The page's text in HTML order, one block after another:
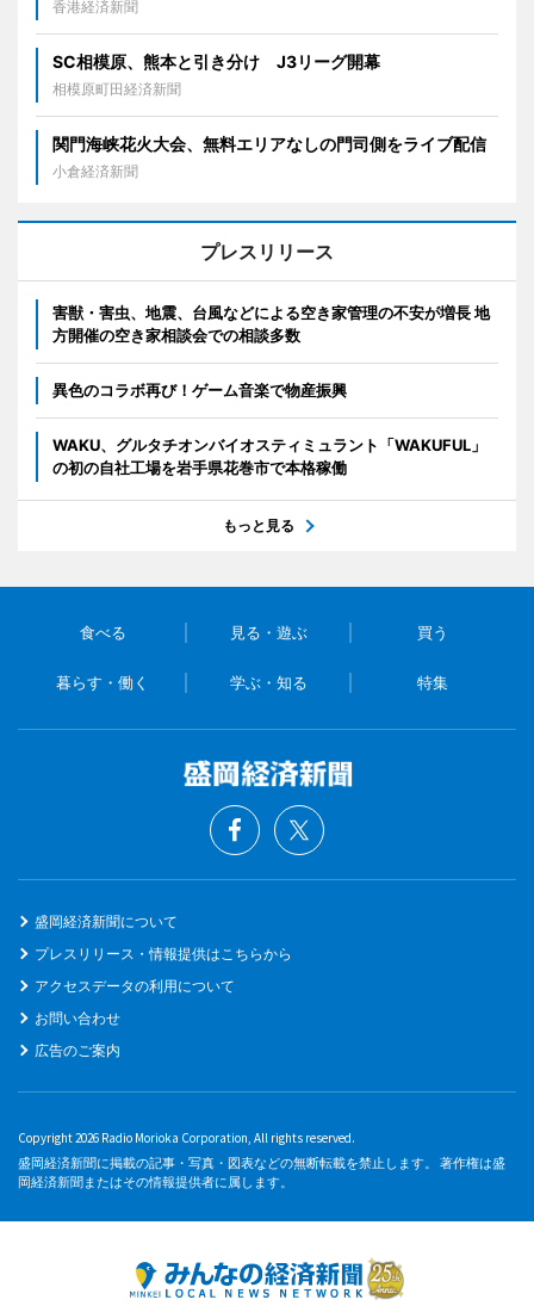
香港経済新聞
SC相模原、熊本と引き分け J3リーグ開幕
相模原町田経済新聞
関門海峡花火大会、無料エリアなしの門司側をライブ配信
小倉経済新聞
プレスリリース
害獣・害虫、地震、台風などによる空き家管理の不安が増長 地
方開催の空き家相談会での相談多数
異色のコラボ再び！ゲーム音楽で物産振興
WAKU、グルタチオンバイオスティミュラント「WAKUFUL」
の初の自社工場を岩手県花巻市で本格稼働
もっと見る
食べる 見る・遊ぶ 買う
暮らす・働く 学ぶ・知る 特集
盛岡経済新聞について
プレスリリース・情報提供はこちらから
アクセスデータの利用について
お問い合わせ
広告のご案内
Copyright 2026 Radio Morioka Corporation, All rights reserved.
盛岡経済新聞に掲載の記事・写真・図表などの無断転載を禁止します。 著作権は盛
岡経済新聞またはその情報提供者に属します。